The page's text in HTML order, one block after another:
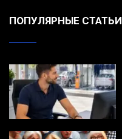
ПОПУЛЯРНЫЕ СТАТЬИ